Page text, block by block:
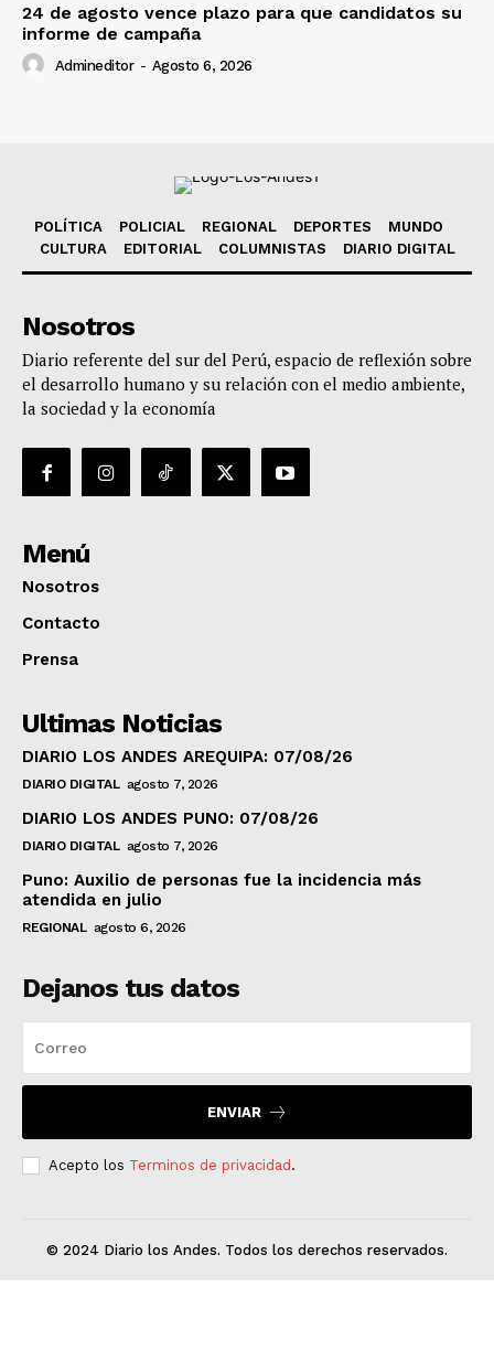
24 de agosto vence plazo para que candidatos su
informe de campaña
Admineditor - Agosto 6, 2026
POLÍTICA POLICIAL REGIONAL DEPORTES
MUNDO
CULTURA
EDITORIAL COLUMNISTAS DIARIO DIGITAL
Nosotros
Diario referente del sur del Perú, espacio de reflexión sobre
el desarrollo humano y su relación con el medio ambiente,
la sociedad y la economía
Menú
Nosotros
Contacto
Prensa
Ultimas Noticias
DIARIO LOS ANDES AREQUIPA: 07/08/26
DIARIO DIGITAL agosto 7, 2026
DIARIO LOS ANDES PUNO: 07/08/26
DIARIO DIGITAL agosto 7, 2026
Puno: Auxilio de personas fue la incidencia más
atendida en julio
REGIONAL agosto 6, 2026
Dejanos tus datos
ENVIAR
Acepto los Terminos de privacidad .
© 2024 Diario los Andes. Todos los derechos reservados.